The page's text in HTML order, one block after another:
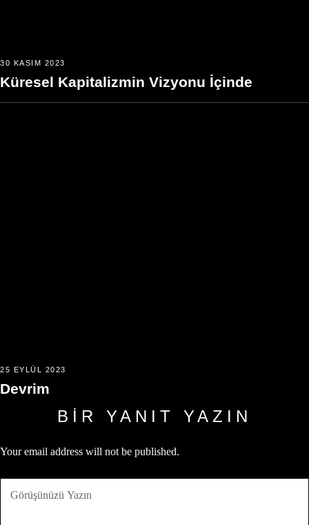
30 KASIM 2023
Küresel Kapitalizmin Vizyonu İçinde
25 EYLÜL 2023
Devrim
BIR YANIT YAZIN
Your email address will not be published.